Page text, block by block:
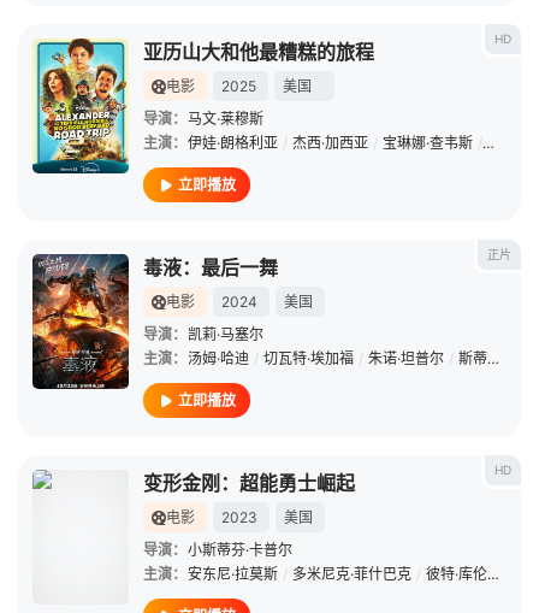
HD
亚历山大和他最糟糕的旅程
电影 2025
美国
导演： 马文·莱穆斯
主演： 伊娃·朗格利亚 / 杰西·加西亚 / 宝琳娜·查韦斯 / 罗斯·
立即播放
正片
毒液：最后一舞
电影 2024
美国
导演： 凯莉·马塞尔
主演： 汤姆·哈迪 / 切瓦特·埃加福 / 朱诺·坦普尔 / 斯蒂芬·格拉汉姆
立即播放
HD
变形金刚：超能勇士崛起
电影 2023
美国
导演： 小斯蒂芬·卡普尔
主演： 安东尼·拉莫斯 / 多米尼克·菲什巴克 / 彼特·库伦 /